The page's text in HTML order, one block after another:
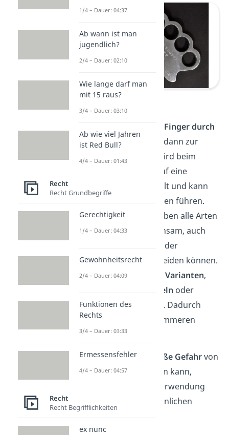
Finger durch
die Löchergesteckt und dann zur
Faust geballt. Dadurch wird beim
Schlag die ganze Kraft auf eine
kleinere Fläche
gebündelt und kann
so zu starken Verletzungen führen.
Dieses Grundkonzept haben alle Arten
von Schlagringen gemeinsam, auch
wenn sie sich in Design oder
Beschaffenheit unterscheiden können.
So gibt es beispielsweiseVarianten,
zusätzlich mit Stacheln oder
Nieten versehen wurden. Dadurch
können sie zu noch schlimmeren
Verletzungen führen.
Da in jedem Fall eine
große Gefahrvon
solchen Waffen ausgehen kann,
schränkt der Staat die Verwendung
von Schlagringen und ähnlichen
1/4 – Dauer: 04:37
Ab wann ist man
jugendlich?
2/4 – Dauer: 02:10
Wie lange darf man
mit 15 raus?
3/4 – Dauer: 03:10
Ab wie viel Jahren
ist Red Bull?
4/4 – Dauer: 01:43
Recht
Recht Grundbegriffe
Gerechtigkeit
1/4 – Dauer: 04:33
Gewohnheitsrecht
2/4 – Dauer: 04:09
Funktionen des
Rechts
3/4 – Dauer: 03:33
Ermessensfehler
4/4 – Dauer: 04:57
Recht
Recht Begrifflichkeiten
ex nunc